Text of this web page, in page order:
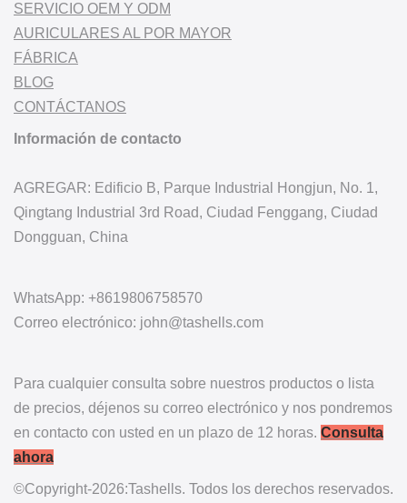
SERVICIO OEM Y ODM
AURICULARES AL POR MAYOR
FÁBRICA
BLOG
CONTÁCTANOS
Información de contacto
AGREGAR: Edificio B, Parque Industrial Hongjun, No. 1,
Qingtang Industrial 3rd Road, Ciudad Fenggang, Ciudad
Dongguan, China
WhatsApp: +8619806758570
Correo electrónico: john@tashells.com
Para cualquier consulta sobre nuestros productos o lista
de precios, déjenos su correo electrónico y nos pondremos
en contacto con usted en un plazo de 12 horas. Consulta
ahora
©Copyright-2026:Tashells. Todos los derechos reservados.